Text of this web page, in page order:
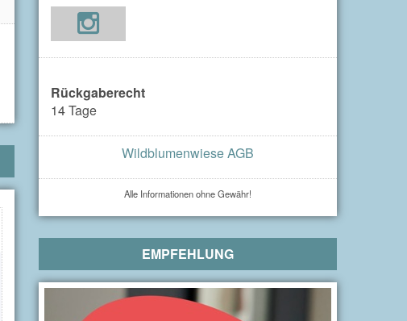
Rückgaberecht
14 Tage
Wildblumenwiese AGB
Alle Informationen ohne Gewähr!
EMPFEHLUNG